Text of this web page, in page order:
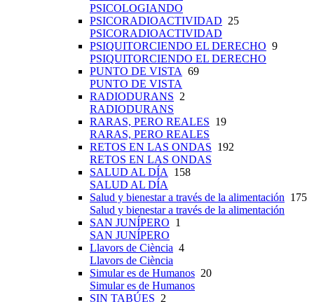
PSICOLOGIANDO
PSICORADIOACTIVIDAD 25
PSICORADIOACTIVIDAD
PSIQUITORCIENDO EL DERECHO 9
PSIQUITORCIENDO EL DERECHO
PUNTO DE VISTA 69
PUNTO DE VISTA
RADIODURANS 2
RADIODURANS
RARAS, PERO REALES 19
RARAS, PERO REALES
RETOS EN LAS ONDAS 192
RETOS EN LAS ONDAS
SALUD AL DÍA 158
SALUD AL DÍA
Salud y bienestar a través de la alimentación 175
Salud y bienestar a través de la alimentación
SAN JUNÍPERO 1
SAN JUNÍPERO
Llavors de Ciència 4
Llavors de Ciència
Simular es de Humanos 20
Simular es de Humanos
SIN TABÚES 2